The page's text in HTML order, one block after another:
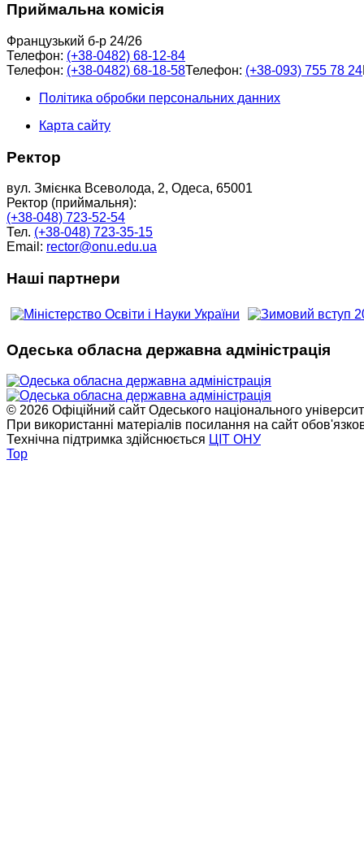
Приймальна комісія
Французький б-р 24/26
Телефон: (+38-0482) 68-12-84
Телефон: (+38-0482) 68-18-58Телефон: (+38-093) 755 78 24
Політика обробки персональних данних
Карта сайту
Ректор
вул. Змієнка Всеволода, 2, Одеса, 65001
Ректор (приймальня):
(+38-048) 723-52-54
Тел. (+38-048) 723-35-15
Email: rector@onu.edu.ua
Наші партнери
Одеська обласна державна адміністрація
© 2026 Офіційний сайт Одеського національного
При використанні матеріалів посилання на сайт
Технічна підтримка здійснюється ЦІТ ОНУ
Top